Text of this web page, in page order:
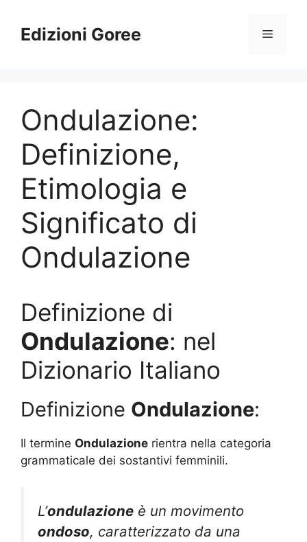
contenuto
Edizioni Goree Menu
Ondulazione:
Definizione,
Etimologia e
Significato di
Ondulazione
Definizione di
Ondulazione: nel
Dizionario Italiano
Definizione Ondulazione:
Il termine Ondulazione rientra nella categoria
grammaticale dei sostantivi femminili.
L’ondulazione è un movimento
ondoso, caratterizzato da una